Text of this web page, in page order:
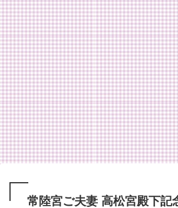
常陸宮ご夫妻 高松宮殿下記